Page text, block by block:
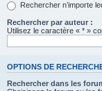
Rechercher n’importe
Rechercher par auteur :
Utilisez le caractère « * »
OPTIONS DE
Rechercher dans les